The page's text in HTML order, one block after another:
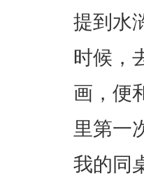
提到水
时候，
画，便
里第一
我的同